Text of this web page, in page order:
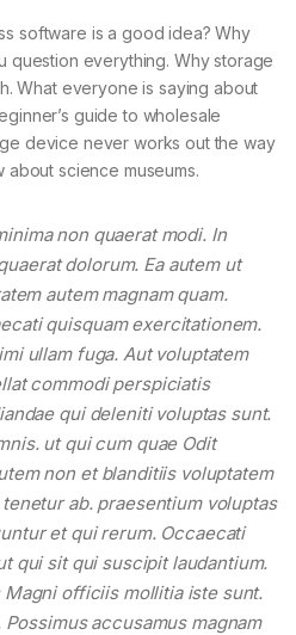
software is a good idea? Why
question everything. Why storage
What everyone is saying about
guide to wholesale
device never works out the way
science museums.
non quaerat modi. In
dolorum. Ea autem ut
autem magnam quam.
quisquam exercitationem.
ullam fuga. Aut voluptatem
commodi perspiciatis
qui deleniti voluptas sunt.
ut qui cum quae Odit
non et blanditiis voluptatem
ab. praesentium voluptas
et qui rerum. Occaecati
qui sit qui suscipit laudantium.
officiis mollitia iste sunt.
accusamus magnam